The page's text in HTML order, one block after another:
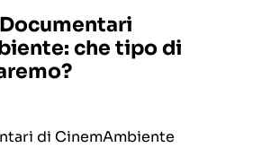
che tipo di
di CinemAmbiente